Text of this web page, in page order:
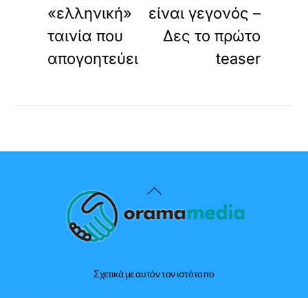
«ελληνική»
ταινία που
απογοητεύει
είναι γεγονός –
Δες το πρώτο
teaser
Back
To
Σχετικά με αυτόν τον ιστότοπο